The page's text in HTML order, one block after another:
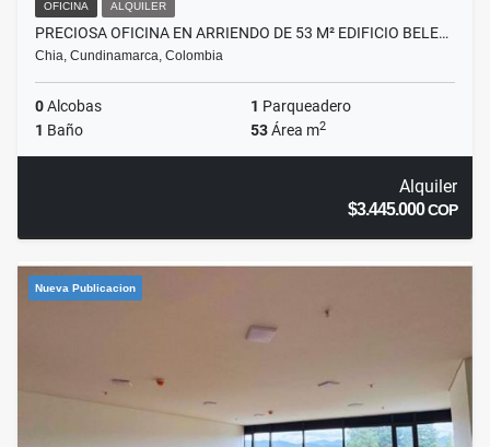
OFICINA ALQUILER
PRECIOSA OFICINA EN ARRIENDO DE 53 M² EDIFICIO BELE…
Chia, Cundinamarca, Colombia
0Alcobas 1 Parqueadero
1 Baño 53Área m2
Alquiler
$3.445.000COP
Nueva Publicacion